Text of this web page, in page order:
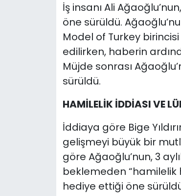
İş insanı Ali
öne sürüldü.
Model of Turkey birincisi
edilirken, haberin
Müjde sonrası
sürüldü.
HAMİLELİK İDDİASI VE
İddiaya göre Bige
gelişmeyi büyük bir
göre Ağaoğlu’nun, 3
beklemeden “hamilelik
hediye ettiği öne